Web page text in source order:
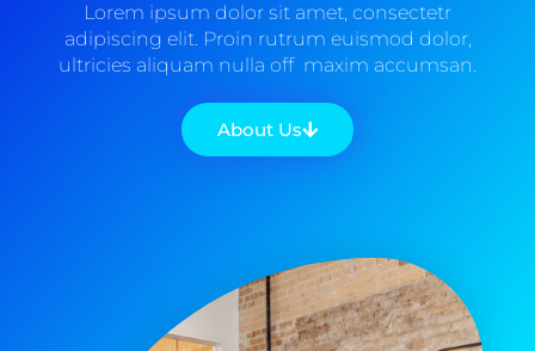
Lorem ipsum dolor sit amet, consectetr
adipiscing elit. Proin rutrum euismod dolor,
ultricies aliquam nulla off maxim accumsan.
About Us